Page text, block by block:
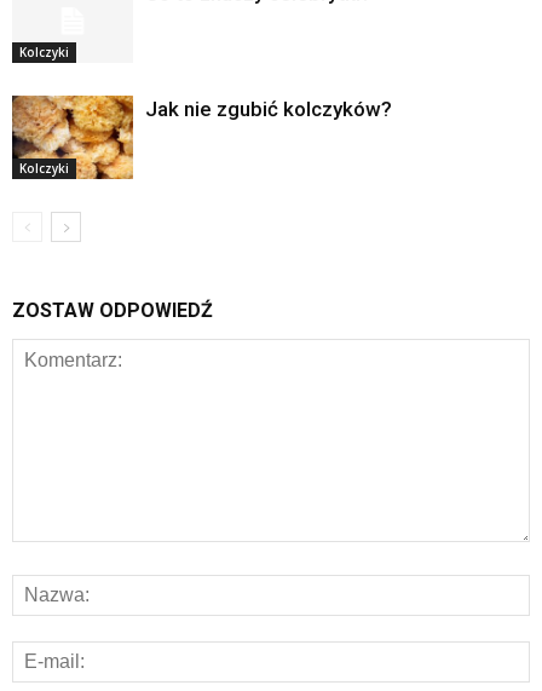
Kolczyki
Kolczyki
Jak nie zgubić kolczyków?
ZOSTAW ODPOWIEDŹ